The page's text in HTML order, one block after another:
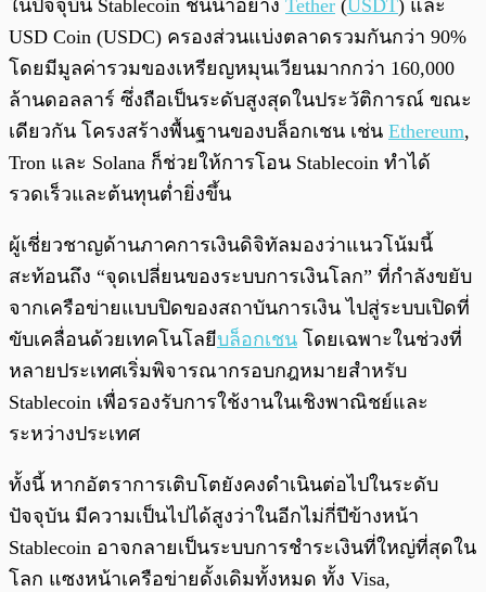
ในปัจจุบัน Stablecoin ชั้นนำอย่าง Tether (USDT) และ
USD Coin (USDC) ครองส่วนแบ่งตลาดรวมกันกว่า 90%
โดยมีมูลค่ารวมของเหรียญหมุนเวียนมากกว่า 160,000
ล้านดอลลาร์ ซึ่งถือเป็นระดับสูงสุดในประวัติการณ์ ขณะ
เดียวกัน โครงสร้างพื้นฐานของบล็อกเชน เช่น Ethereum,
Tron และ Solana ก็ช่วยให้การโอน Stablecoin ทำได้
รวดเร็วและต้นทุนต่ำยิ่งขึ้น
ผู้เชี่ยวชาญด้านภาคการเงินดิจิทัลมองว่าแนวโน้มนี้
สะท้อนถึง “จุดเปลี่ยนของระบบการเงินโลก” ที่กำลังขยับ
จากเครือข่ายแบบปิดของสถาบันการเงิน ไปสู่ระบบเปิดที่
ขับเคลื่อนด้วยเทคโนโลยีบล็อกเชน โดยเฉพาะในช่วงที่
หลายประเทศเริ่มพิจารณากรอบกฎหมายสำหรับ
Stablecoin เพื่อรองรับการใช้งานในเชิงพาณิชย์และ
ระหว่างประเทศ
ทั้งนี้ หากอัตราการเติบโตยังคงดำเนินต่อไปในระดับ
ปัจจุบัน มีความเป็นไปได้สูงว่าในอีกไม่กี่ปีข้างหน้า
Stablecoin อาจกลายเป็นระบบการชำระเงินที่ใหญ่ที่สุดใน
โลก แซงหน้าเครือข่ายดั้งเดิมทั้งหมด ทั้ง Visa,